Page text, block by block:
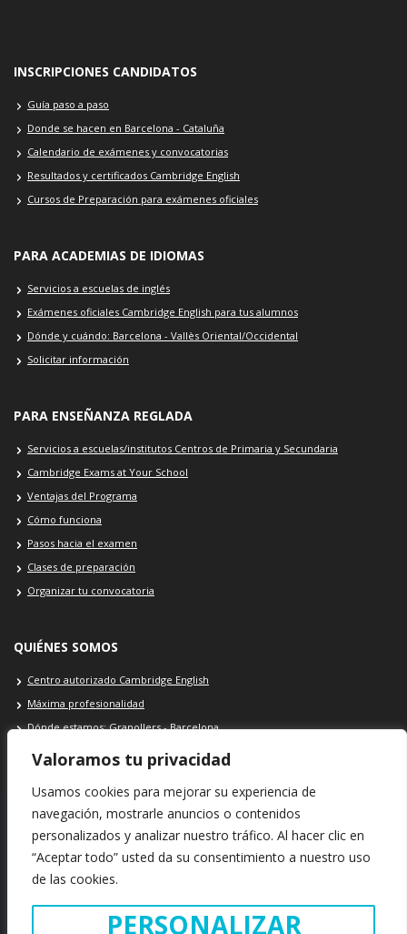
Valoramos tu privacidad
Usamos cookies para mejorar su experiencia de
navegación, mostrarle anuncios o contenidos
personalizados y analizar nuestro tráfico. Al hacer clic en
“Aceptar todo” usted da su consentimiento a nuestro uso
de las cookies.
PERSONALIZAR
INSCRIPCIONES CANDIDATOS
Guía paso a paso
Donde se hacen en Barcelona - Cataluña
Calendario de exámenes y convocatorias
Resultados y certificados Cambridge English
Cursos de Preparación para exámenes oficiales
PARA ACADEMIAS DE IDIOMAS
Servicios a escuelas de inglés
Exámenes oficiales Cambridge English para tus alumnos
Dónde y cuándo: Barcelona - Vallès Oriental/Occidental
Solicitar información
PARA ENSEÑANZA REGLADA
Servicios a escuelas/institutos Centros de Primaria y Secundaria
Cambridge Exams at Your School
Ventajas del Programa
Cómo funciona
Pasos hacia el examen
Clases de preparación
Organizar tu convocatoria
QUIÉNES SOMOS
Centro autorizado Cambridge English
Máxima profesionalidad
Dónde estamos: Granollers - Barcelona
Contacto Cambridge School
SEDE Cambridge School: Plaça Porxada, 39 · 08401 · Granollers ·
Barcelona · España
INFORMACIÓN LEGAL
POLÍTICA DE PRIVACIDAD